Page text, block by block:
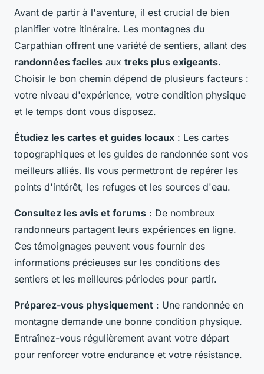
Avant de partir à l'aventure, il est crucial de bien
planifier votre itinéraire. Les montagnes du
Carpathian offrent une variété de sentiers, allant des
randonnées faciles aux treks plus exigeants.
Choisir le bon chemin dépend de plusieurs facteurs :
votre niveau d'expérience, votre condition physique
et le temps dont vous disposez.
Étudiez les cartes et guides locaux : Les cartes
topographiques et les guides de randonnée sont vos
meilleurs alliés. Ils vous permettront de repérer les
points d'intérêt, les refuges et les sources d'eau.
Consultez les avis et forums : De nombreux
randonneurs partagent leurs expériences en ligne.
Ces témoignages peuvent vous fournir des
informations précieuses sur les conditions des
sentiers et les meilleures périodes pour partir.
Préparez-vous physiquement : Une randonnée en
montagne demande une bonne condition physique.
Entraînez-vous régulièrement avant votre départ
pour renforcer votre endurance et votre résistance.